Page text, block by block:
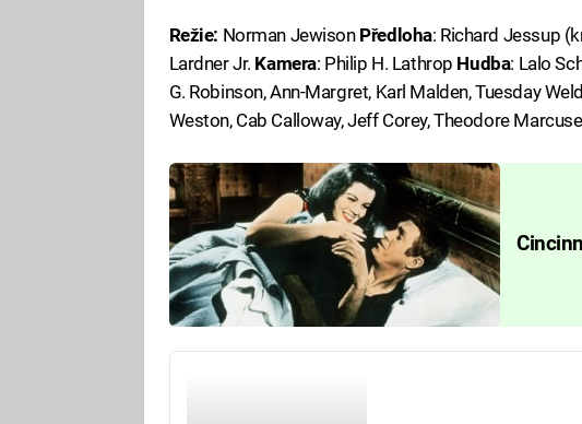
Režie: Norman Jewison Předloha: Richard Jessup
Lardner Jr. Kamera: Philip H. Lathrop Hudba: Lalo
G. Robinson, Ann-Margret, Karl Malden, Tuesday
Weston, Cab Calloway, Jeff Corey, Theodore Marcuse